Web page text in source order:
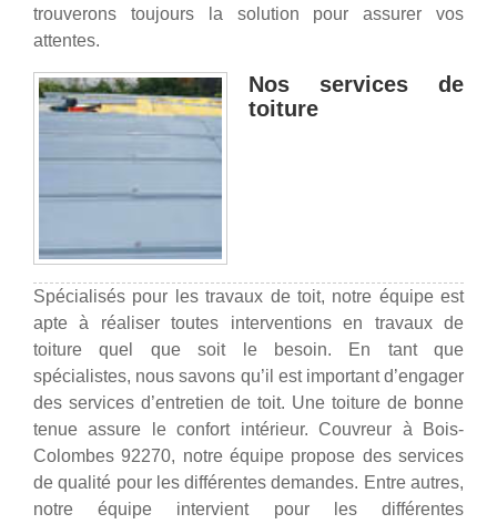
trouverons toujours la solution pour assurer vos
attentes.
Nos services de
toiture
Spécialisés pour les travaux de toit, notre équipe est
apte à réaliser toutes interventions en travaux de
toiture quel que soit le besoin. En tant que
spécialistes, nous savons qu’il est important d’engager
des services d’entretien de toit. Une toiture de bonne
tenue assure le confort intérieur. Couvreur à Bois-
Colombes 92270, notre équipe propose des services
de qualité pour les différentes demandes. Entre autres,
notre équipe intervient pour les différentes